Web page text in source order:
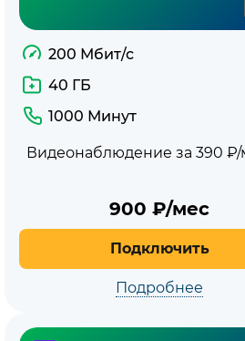
200 Мбит/с
40 ГБ
1000 Минут
Видеонаблюдение за 390 ₽/
900 ₽/мес
Подключить
Подробнее